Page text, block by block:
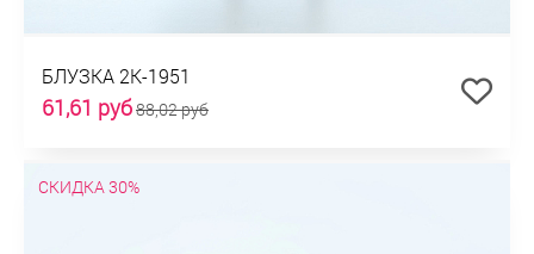
БЛУЗКА 2К-1951
61,61 руб88,02 руб
СКИДКА 30%